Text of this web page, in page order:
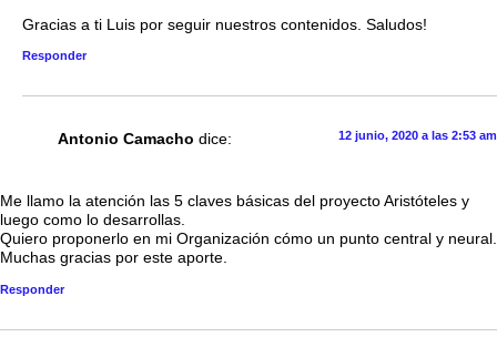
Gracias a ti Luis por seguir nuestros contenidos. Saludos!
Responder
Antonio Camacho dice: 12 junio, 2020 a las 2:53 am
Me llamo la atención las 5 claves básicas del proyecto Aristóteles y
luego como lo desarrollas.
Quiero proponerlo en mi Organización cómo un punto central y neural.
Muchas gracias por este aporte.
Responder